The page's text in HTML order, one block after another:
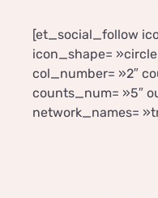
[et_social_follow
icon_shape=
col_number= »2″
counts_num= »5″
network_names=